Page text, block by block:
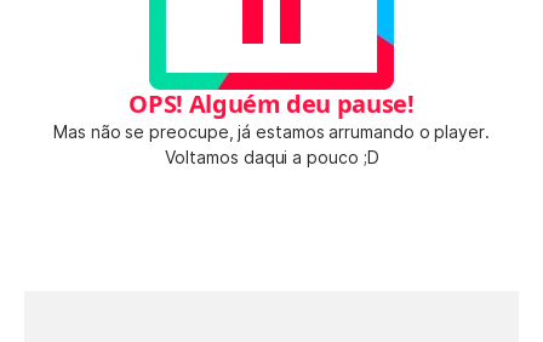
OPS! Alguém deu pause!
Mas não se preocupe, já estamos arrumando o player.
Voltamos daqui a pouco ;D